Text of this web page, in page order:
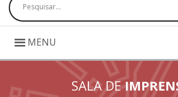
Pesquisar
MENU
SALA DE